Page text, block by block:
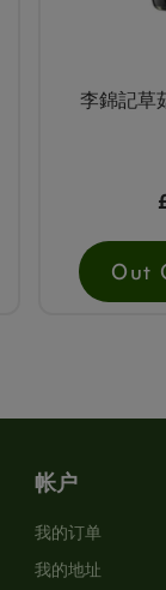
李錦記草
Out
帐户
我的订单
我的地址